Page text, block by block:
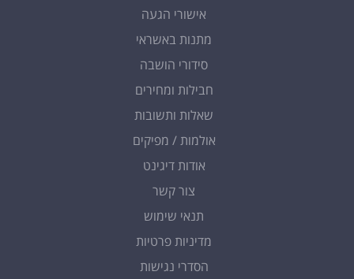
אישורי הגעה
מתנות באשראי
סידורי הושבה
חבילות ומחירים
שאלות ותשובות
אולמות / מפיקים
אודות דיגינט
צור קשר
תנאי שימוש
מדיניות פרטיות
הסדרי נגישות